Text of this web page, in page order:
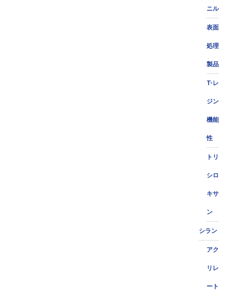
ニル
表面
処理
製品
T-レ
ジン
機能
性
トリ
シロ
キサ
ン
シラン
アク
リレ
ート